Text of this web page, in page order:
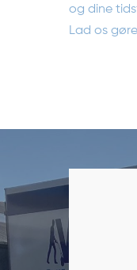
og dine
Lad os